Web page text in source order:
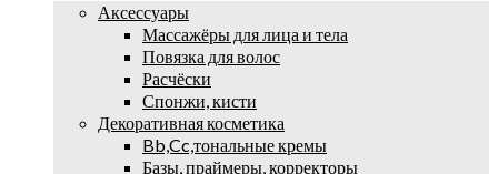
Аксессуары
Массажёры для лица и тела
Повязка для волос
Расчёски
Спонжи, кисти
Декоративная косметика
Bb,Cc,тональные кремы
Базы, праймеры, корректоры